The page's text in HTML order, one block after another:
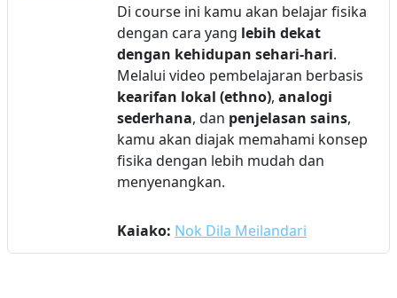
Di course ini kamu akan belajar fisika
dengan cara yang lebih dekat
dengan kehidupan sehari-hari.
Melalui video pembelajaran berbasis
kearifan lokal (ethno), analogi
sederhana, dan penjelasan sains,
kamu akan diajak memahami konsep
fisika dengan lebih mudah dan
menyenangkan.
Kaiako: Nok Dila Meilandari